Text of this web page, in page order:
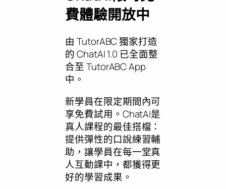
費體驗開放中
由 TutorABC 獨家打造
的 ChatAI 1.0 已全面整
合至 TutorABC App
中。
新學員在限定期間內可
享免費試用。ChatAI是
真人課程的最佳搭檔：
提供彈性的口說練習輔
助，讓學員在每一堂真
人互動課中，都獲得更
好的學習成果。